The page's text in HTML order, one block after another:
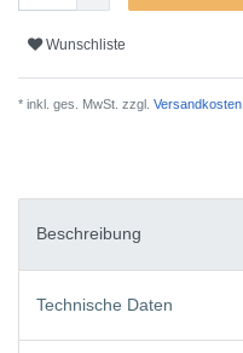
Wunschliste
* inkl. ges. MwSt. zzgl. Versandkosten
Beschreibung
Technische Daten